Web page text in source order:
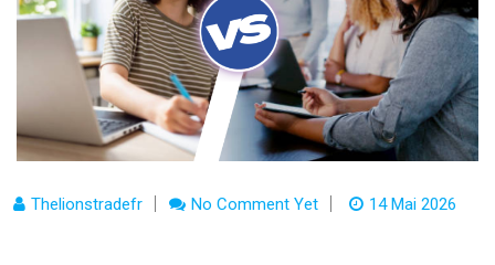
Thelionstradefr No Comment Yet 14 Mai 2026